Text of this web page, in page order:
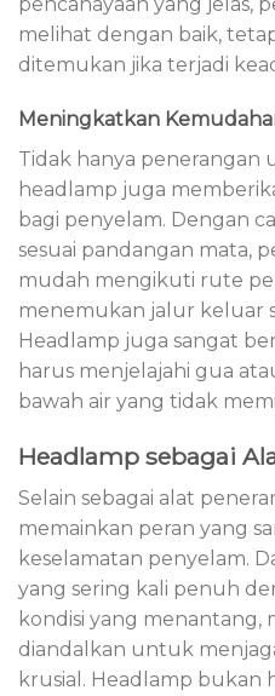
melihat dengan baik,
ditemukan jika terjadi
Meningkatkan
Tidak hanya
headlamp juga
bagi penyelam. Dengan
sesuai pandangan mata,
mudah mengikuti rute
menemukan jalur keluar
Headlamp juga sangat
harus menjelajahi gua
bawah air yang tidak
Headlamp sebagai
Selain sebagai alat
memainkan peran yang
keselamatan penyelam.
yang sering kali penuh
kondisi yang menantang,
diandalkan untuk
krusial. Headlamp